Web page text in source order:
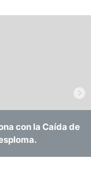
con la Caída de
sobre el Progreso
Alcanzan